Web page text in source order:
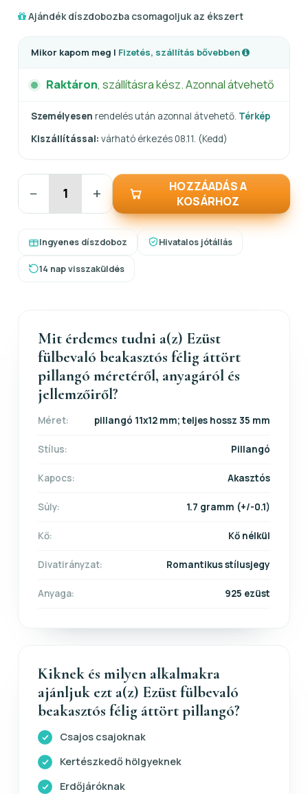
Ajándék díszdobozba csomagoljuk az ékszert
Mikor kapom meg | Fizetés, szállítás bővebben
Raktáron, szállításra kész. Azonnal átvehető
Személyesen rendelés után azonnal átvehető. Térkép
Kiszállítással: várható érkezés 08.11. (Kedd)
− +
HOZZÁADÁS A
KOSÁRHOZ
Ingyenes díszdoboz Hivatalos jótállás
14 nap visszaküldés
Mit érdemes tudni a(z) Ezüst
fülbevaló beakasztós félig áttört
pillangó méretéről, anyagáról és
jellemzőiről?
Méret: pillangó 11x12 mm; teljes hossz 35 mm
Stílus: Pillangó
Kapocs: Akasztós
Súly: 1.7 gramm (+/-0.1)
Kő: Kő nélkül
Divatirányzat: Romantikus stílusjegy
Anyaga: 925 ezüst
Kiknek és milyen alkalmakra
ajánljuk ezt a(z) Ezüst fülbevaló
beakasztós félig áttört pillangó?
Csajos csajoknak
Kertészkedő hölgyeknek
Erdőjáróknak